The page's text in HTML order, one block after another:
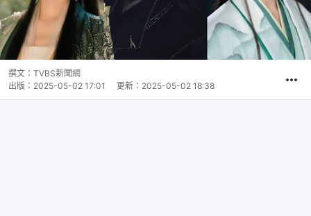
撰文： TVBS新聞網
出版： 2025-05-02 17:01 更新： 2025-05-02 18:38